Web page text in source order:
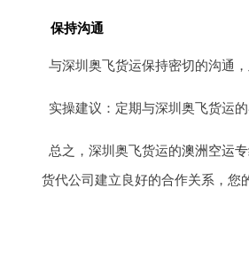
保持沟通
与深圳奥飞货运保持密切的沟通
实操建议：定期与深圳奥飞货运
总之，深圳奥飞货运的澳洲空运
货代公司建立良好的合作关系，您